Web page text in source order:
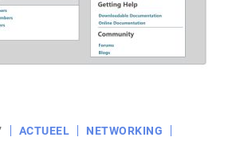
ACTUEEL
NETWORKING